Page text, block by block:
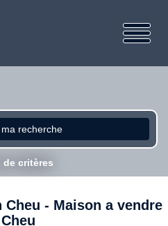
recherche
de critères
Cheu - Maison a vendre